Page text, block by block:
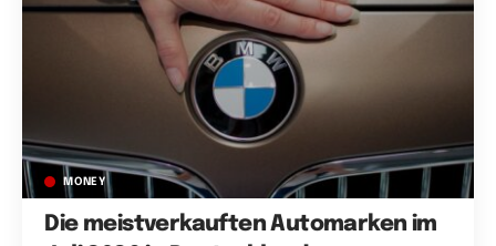
MONEY
Die meistverkauften Automarken im